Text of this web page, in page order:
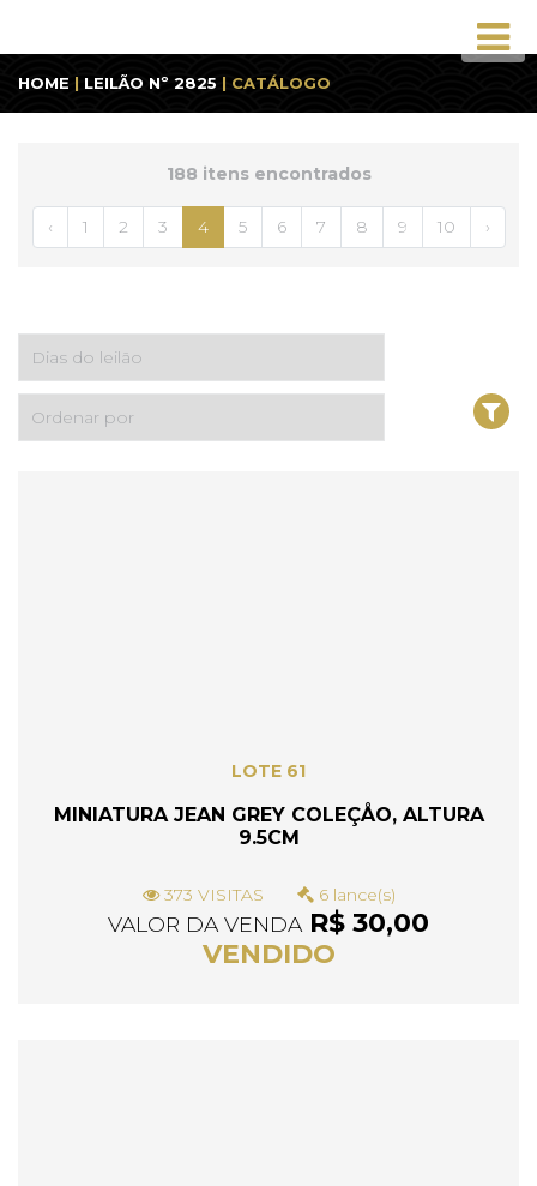
HOME | LEILÃO Nº 2825 | CATÁLOGO
188 itens encontrados
‹ 1 2 3 4 5 6 7 8 9 10 ›
LOTE 61
MINIATURA JEAN GREY COLEÇÅO, ALTURA
9.5CM
373 VISITAS 6 lance(s)
VALOR DA VENDAR$ 30,00
VENDIDO